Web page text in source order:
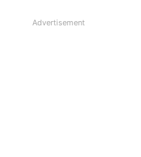
Advertisement